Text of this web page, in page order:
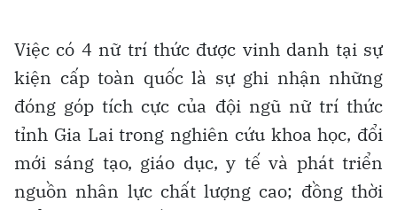
Việc có 4 nữ trí thức được vinh danh tại sự
kiện cấp toàn quốc là sự ghi nhận những
đóng góp tích cực của đội ngũ nữ trí thức
tỉnh Gia Lai trong nghiên cứu khoa học, đổi
mới sáng tạo, giáo dục, y tế và phát triển
nguồn nhân lực chất lượng cao; đồng thời